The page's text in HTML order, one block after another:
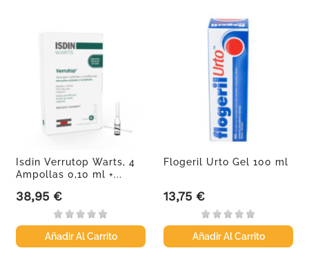
Isdin Verrutop Warts, 4
Ampollas 0,10 ml +...
Precio
38,95 €
Añadir Al Carrito
Flogeril Urto Gel 100 ml
Precio
13,75 €
Añadir Al Carrito